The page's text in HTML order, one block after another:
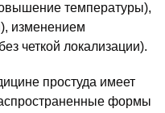
температуры),
изменением
четкой локализации).
простуда имеет
формы